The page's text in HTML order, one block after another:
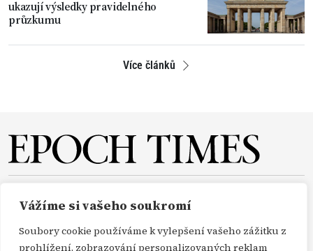
Vážíme si vašeho soukromí
Soubory cookie používáme k vylepšení vašeho zážitku z
prohlížení, zobrazování personalizovaných reklam
ukazují výsledky pravidelného
průzkumu
Více článků
OBCHODNÍ PODMÍNKY